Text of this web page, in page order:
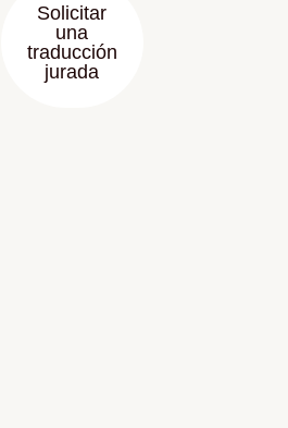
Solicitar
una
traducción
jurada